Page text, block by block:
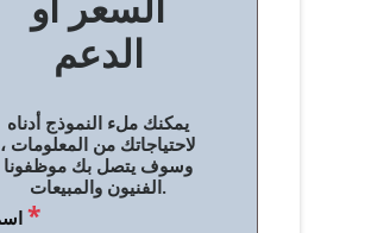
الدعم
يمكنك ملء النموذج أدناه
لاحتياجاتك من المعلومات ،
وسوف يتصل بك موظفونا
الفنيون والمبيعات.
اسم*